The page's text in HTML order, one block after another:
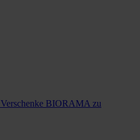
Verschenke BIORAMA zu